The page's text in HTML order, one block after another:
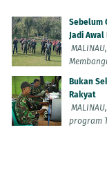
Sebelum
Jadi Awal
Bukan
Rakyat
program